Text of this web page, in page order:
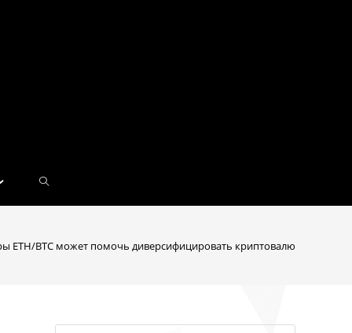
ETH/BTC может помочь диверсифицировать криптовалютные